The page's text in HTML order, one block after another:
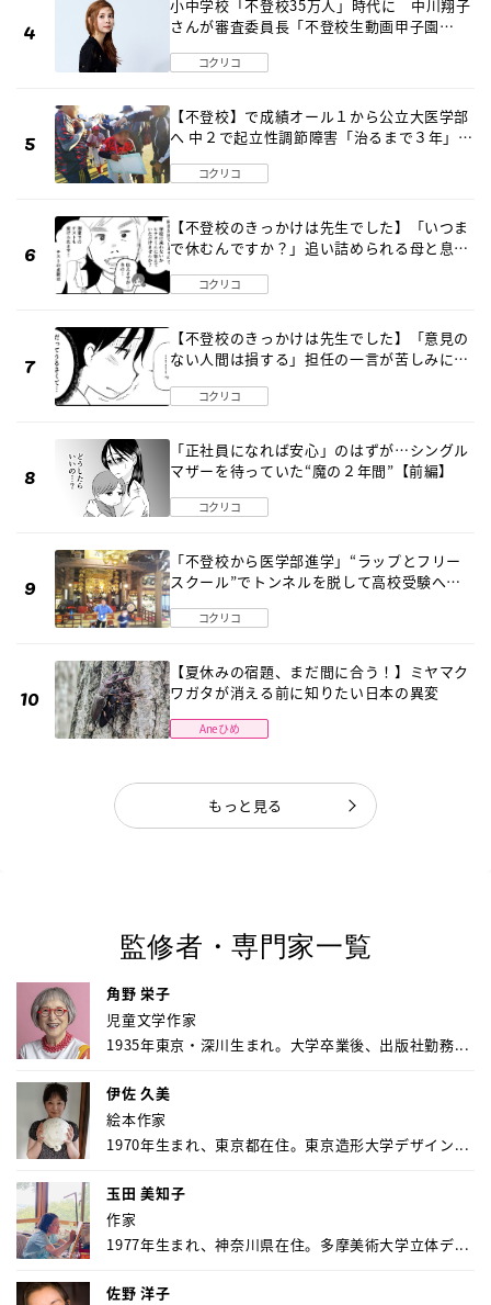
小中学校「不登校35万人」時代に 中川翔子
さんが審査委員長「不登校生動画甲子園
コクリコ
【不登校】で成績オール１から公立大医学部
へ 中２で起立性調節障害「治るまで３年」の
コクリコ
【不登校のきっかけは先生でした】「いつま
で休むんですか？」追い詰められる母と息子
コクリコ
【不登校のきっかけは先生でした】「意見の
ない人間は損する」担任の一言が苦しみに…
コクリコ
「正社員になれば安心」のはずが…シングル
マザーを待っていた“魔の２年間”【前編】
コクリコ
「不登校から医学部進学」“ラップとフリー
スクール”でトンネルを脱して高校受験へ
コクリコ
【夏休みの宿題、まだ間に合う！】ミヤマク
ワガタが消える前に知りたい日本の異変
Aneひめ
もっと見る
監修者・専門家一覧
角野 栄子
児童文学作家
1935年東京・深川生まれ。大学卒業後、出版社勤務...
伊佐 久美
絵本作家
1970年生まれ、東京都在住。東京造形大学デザイン...
玉田 美知子
作家
1977年生まれ、神奈川県在住。多摩美術大学立体デ...
佐野 洋子